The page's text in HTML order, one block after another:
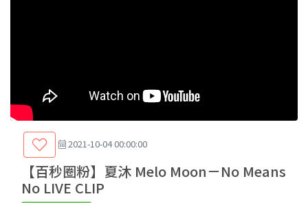
2021-10-04 00:00:00
【百秒圈粉】夏沐 Melo Moon－No Means
No LIVE CLIP